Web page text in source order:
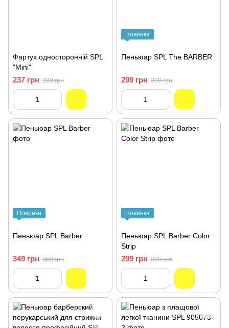
Фартух односторонній SPL
"Mini"
237 грн 280 грн
Новинка
Пеньюар SPL The BARBER
299 грн 300 грн
Новинка
Пеньюар SPL Barber
349 грн 350 грн
Новинка
Пеньюар SPL Barber Color
Strip
299 грн 300 грн